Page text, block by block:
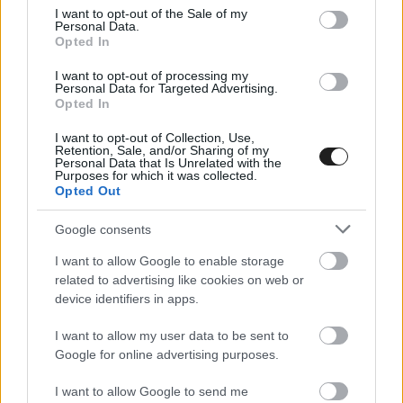
consent section.
I want to opt-out of the Sale of my
Personal Data.
Opted In
I want to opt-out of processing my
Personal Data for Targeted Advertising.
Opted In
I want to opt-out of Collection, Use,
Retention, Sale, and/or Sharing of my
Personal Data that Is Unrelated with the
Purposes for which it was collected.
Opted Out
Google consents
I want to allow Google to enable storage
related to advertising like cookies on web or
device identifiers in apps.
I want to allow my user data to be sent to
Google for online advertising purposes.
I want to allow Google to send me
4 #1 Daniel Sanders (AUS) KTM 450 Rally +23:32
5 #10 Skyler Howes (USA) Honda CRF 450 Rally
+34:20
6 #42 Adrien Van Beveren (FRA) Honda CRF 450
Rally +54:13
7 #11 Ignacio Cornejo (CHI) Hero 450 Rally
+1:10:50
8 #46 Ross Branch (BWA) Hero 450 Rally +2:25:56
9 #16 Toni Mulec (SVN) KTM 450 Rally (Rally2)
+2:36:38
10 #85 Preston Campbell (USA) Honda CRF 450
Rally (Rally2) +2:39:05
+4:13:51